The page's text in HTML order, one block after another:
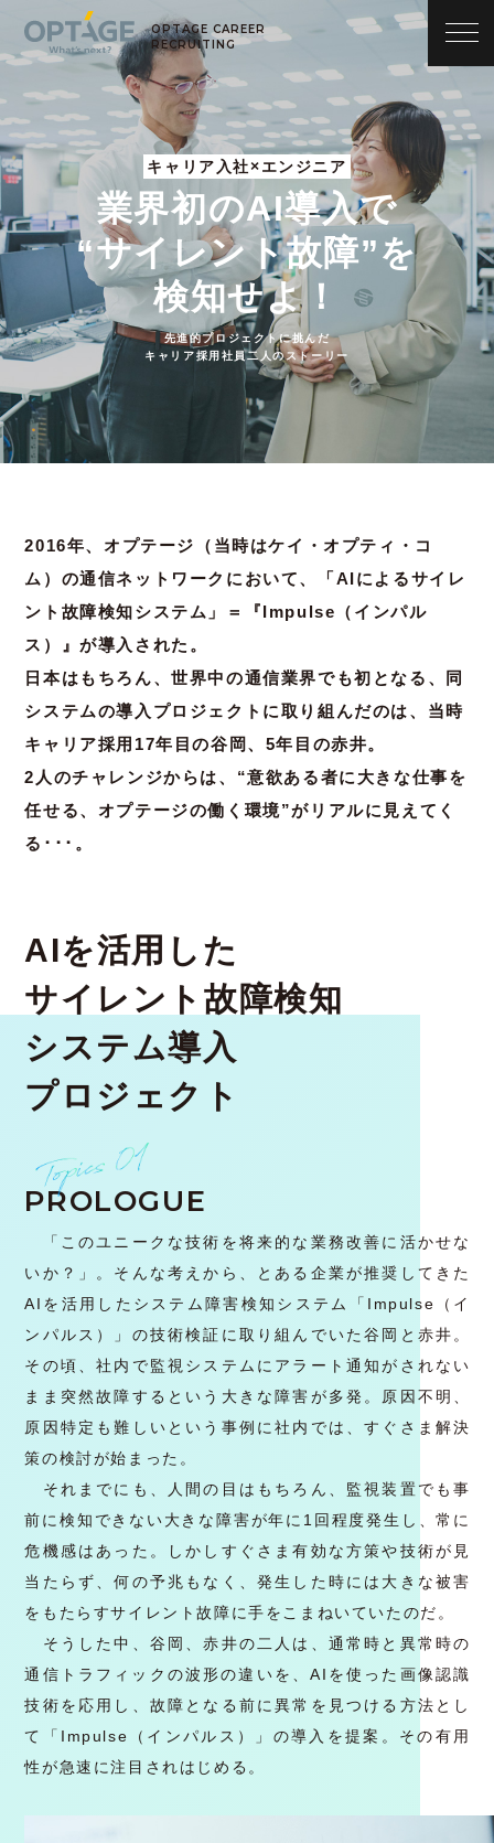
OPTAGE CAREER
RECRUITING
キャリア入社×エンジニア
業界初のAI導入で
“サイレント故障”を
検知せよ！
先進的プロジェクトに挑んだ
キャリア採用社員二人のストーリー
2016年、オプテージ（当時はケイ・オプティ・コ
ム）の通信ネットワークにおいて、
「AIによるサイレ
ント故障検知システム」＝『Impulse（インパル
ス）』が導入された。
日本はもちろん、世界中の通信業界でも初となる、同
システムの導入プロジェクトに取り組んだのは、当時
キャリア採用17年目の谷岡、5年目の赤井。
2人のチャレンジからは、“意欲ある者に大きな仕事を
任せる、オプテージの働く環境”がリアルに見えてく
る･･･。
AIを活用した
サイレント故障検知
システム導入
プロジェクト
PROLOGUE
「このユニークな技術を将来的な業務改善に活かせな
いか？」。そんな考えから、とある企業が推奨してきた
AIを活用したシステム障害検知システム「Impulse（イ
ンパルス）」の技術検証に取り組んでいた谷岡と赤井。
その頃、社内で監視システムにアラート通知がされない
まま突然故障するという大きな障害が多発。原因不明、
原因特定も難しいという事例に社内では、すぐさま解決
策の検討が始まった。
それまでにも、人間の目はもちろん、監視装置でも事
前に検知できない大きな障害が年に1回程度発生し、常に
危機感はあった。しかしすぐさま有効な方策や技術が見
当たらず、何の予兆もなく、発生した時には大きな被害
をもたらすサイレント故障に手をこまねいていたのだ。
そうした中、谷岡、赤井の二人は、通常時と異常時の
通信トラフィックの波形の違いを、AIを使った画像認識
技術を応用し、故障となる前に異常を見つける方法とし
て「Impulse（インパルス）」の導入を提案。その有用
性が急速に注目されはじめる。